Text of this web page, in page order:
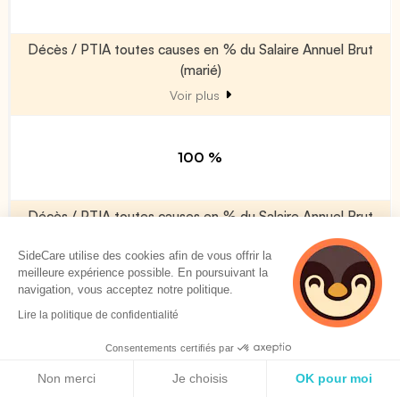
Décès / PTIA toutes causes en % du Salaire Annuel Brut
(marié)
Voir plus
100 %
Décès / PTIA toutes causes en % du Salaire Annuel Brut
Voir plus
Décès accident (en % du Décès/PTIA)
SideCare utilise des cookies afin de vous offrir la
meilleure expérience possible. En poursuivant la
navigation, vous acceptez notre politique.
Lire la politique de confidentialité
Consentements certifiés par
Non merci Je choisis OK pour moi